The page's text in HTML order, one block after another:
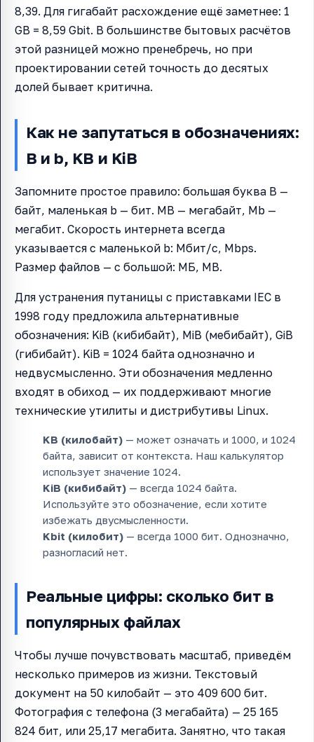
8,39. Для гигабайт расхождение ещё заметнее: 1
GB = 8,59 Gbit. В большинстве бытовых расчётов
этой разницей можно пренебречь, но при
проектировании сетей точность до десятых
долей бывает критична.
Как не запутаться в обозначениях:
B и b, KB и KiB
Запомните простое правило: большая буква B —
байт, маленькая b — бит. MB — мегабайт, Mb —
мегабит. Скорость интернета всегда
указывается с маленькой b: Мбит/с, Mbps.
Размер файлов — с большой: МБ, MB.
Для устранения путаницы с приставками IEC в
1998 году предложила альтернативные
обозначения: KiB (кибибайт), MiB (мебибайт), GiB
(гибибайт). KiB = 1024 байта однозначно и
недвусмысленно. Эти обозначения медленно
входят в обиход — их поддерживают многие
технические утилиты и дистрибутивы Linux.
KB (килобайт) — может означать и 1000, и 1024
байта, зависит от контекста. Наш калькулятор
использует значение 1024.
KiB (кибибайт) — всегда 1024 байта.
Используйте это обозначение, если хотите
избежать двусмысленности.
Kbit (килобит) — всегда 1000 бит. Однозначно,
разногласий нет.
Реальные цифры: сколько бит в
популярных файлах
Чтобы лучше почувствовать масштаб, приведём
несколько примеров из жизни. Текстовый
документ на 50 килобайт — это 409 600 бит.
Фотография с телефона (3 мегабайта) — 25 165
824 бит, или 25,17 мегабита. Занятно, что такая